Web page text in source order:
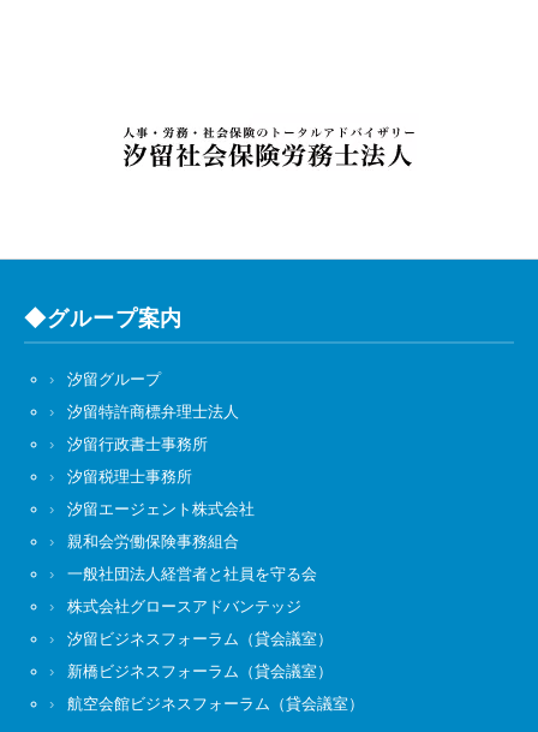
◆グループ案内
汐留グループ
汐留特許商標弁理士法人
汐留行政書士事務所
汐留税理士事務所
汐留エージェント株式会社
親和会労働保険事務組合
一般社団法人経営者と社員を守る会
株式会社グロースアドバンテッジ
汐留ビジネスフォーラム（貸会議室）
新橋ビジネスフォーラム（貸会議室）
航空会館ビジネスフォーラム（貸会議室）